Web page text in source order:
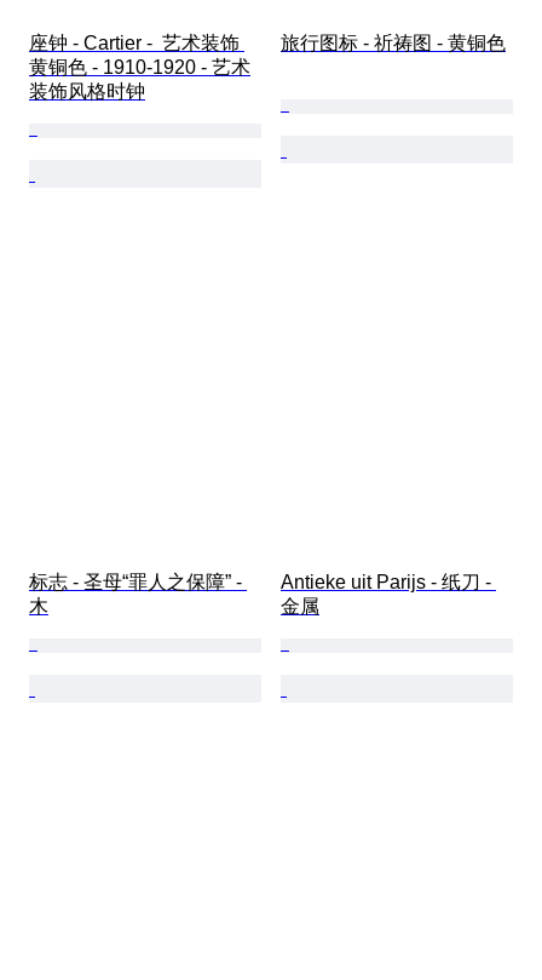
座钟 - Cartier -  艺术装饰
黄铜色 - 1910-1920 - 艺术
装饰风格时钟
旅行图标 - 祈祷图 - 黄铜色
标志 - 圣母“罪人之保障” -
木
Antieke uit Parijs - 纸刀 -
金属